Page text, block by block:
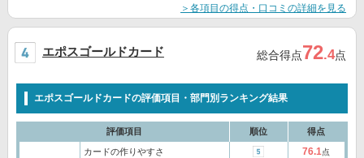
＞各項目の得点・口コミの詳細を見る
エポスゴールドカード 総合得点72.4点
エポスゴールドカードの評価項目・部門別ランキング結果
評価項目 順位 得点
カードの作りやすさ 76.1点